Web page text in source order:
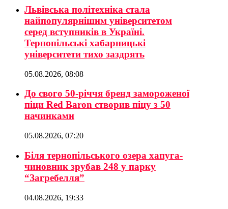
Львівська політехніка стала
найпопулярнішим університетом
серед вступників в Україні.
Тернопільські хабарницькі
університети тихо заздрять
05.08.2026, 08:08
До свого 50-річчя бренд замороженої
піци Red Baron створив піцу з 50
начинками
05.08.2026, 07:20
Біля тернопільського озера хапуга-
чиновник зрубав 248 у парку
“Загребелля”
04.08.2026, 19:33